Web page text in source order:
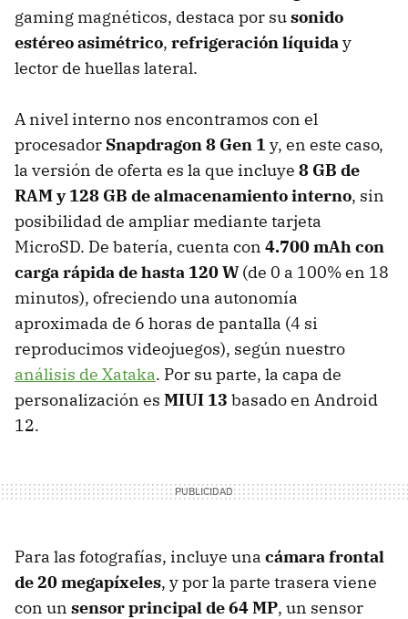
gaming magnéticos, destaca por susonido
estéreo asimétrico, refrigeración líquiday
lector de huellas lateral.
A nivel interno nos encontramos con el
procesador Snapdragon 8 Gen 1 y, en este caso,
la versión de oferta es la que incluye 8 GB de
RAM y 128 GB de almacenamiento interno, sin
posibilidad de ampliar mediante tarjeta
MicroSD. De batería, cuenta con 4.700 mAh con
carga rápida de hasta 120 W(de 0 a 100% en 18
minutos), ofreciendo una autonomía
aproximada de 6 horas de pantalla (4 si
reproducimos videojuegos), según nuestro
análisis de Xataka. Por su parte, la capa de
personalización es MIUI 13 basado en Android
12.
Para las fotografías, incluye una cámara frontal
de 20 megapíxeles, y por la parte trasera viene
con un sensor principal de 64 MP, un sensor